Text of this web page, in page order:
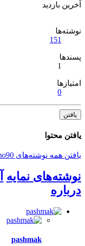
آخرین بازدید
نوشته‌ها
151
پسندها
1
امتیازها
0
یافتن
یافتن محتوا
یافتن همه نوشته‌های mino90
نوشته‌های نمایه
درباره
pashmak